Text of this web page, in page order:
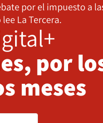
por el impuesto a
La Tercera.
por
meses